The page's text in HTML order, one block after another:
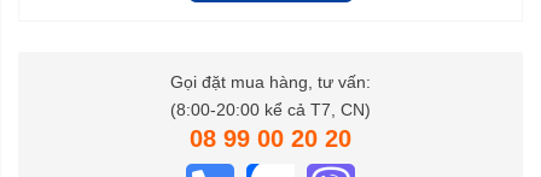
Gọi đặt mua hàng, tư vấn:
(8:00-20:00 kể cả T7, CN)
08 99 00 20 20